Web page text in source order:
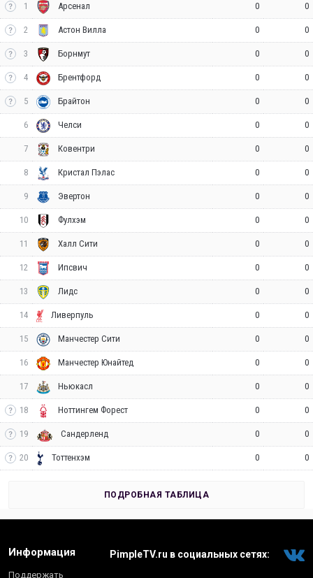
1 Арсенал 0 0
2 Астон Вилла 0 0
3 Борнмут 0 0
4 Брентфорд 0 0
5 Брайтон 0 0
6 Челси 0 0
7 Ковентри 0 0
8 Кристал Пэлас 0 0
9 Эвертон 0 0
10 Фулхэм 0 0
11 Халл Сити 0 0
12 Ипсвич 0 0
13 Лидс 0 0
14 Ливерпуль 0 0
15 Манчестер Сити 0 0
16 Манчестер Юнайтед 0 0
17 Ньюкасл 0 0
18 Ноттингем Форест 0 0
19 Сандерленд 0 0
20 Тоттенхэм 0 0
ПОДРОБНАЯ ТАБЛИЦА
Информация
Поддержать
PimpleTV.ru в социальных сетях: